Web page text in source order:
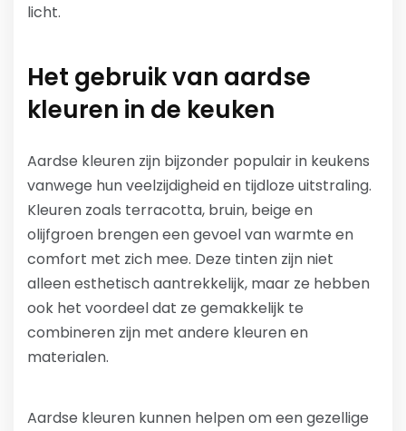
licht.
Het gebruik van aardse
kleuren in de keuken
Aardse kleuren zijn bijzonder populair in keukens
vanwege hun veelzijdigheid en tijdloze uitstraling.
Kleuren zoals terracotta, bruin, beige en
olijfgroen brengen een gevoel van warmte en
comfort met zich mee. Deze tinten zijn niet
alleen esthetisch aantrekkelijk, maar ze hebben
ook het voordeel dat ze gemakkelijk te
combineren zijn met andere kleuren en
materialen.
Aardse kleuren kunnen helpen om een gezellige